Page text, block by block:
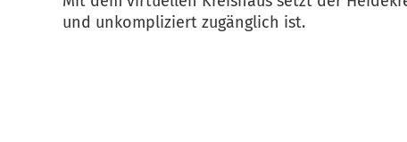
und unkompliziert zugänglich ist.